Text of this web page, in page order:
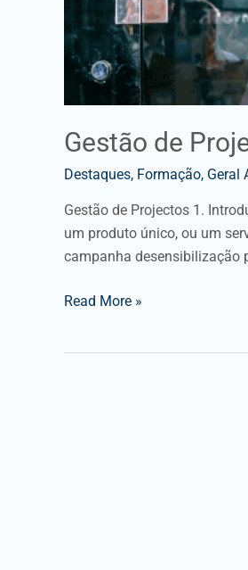
Gestão de
Destaques, Formação, Geral
Gestão de Projectos 1.
um produto único, ou um
campanha desensibilização
Read More »